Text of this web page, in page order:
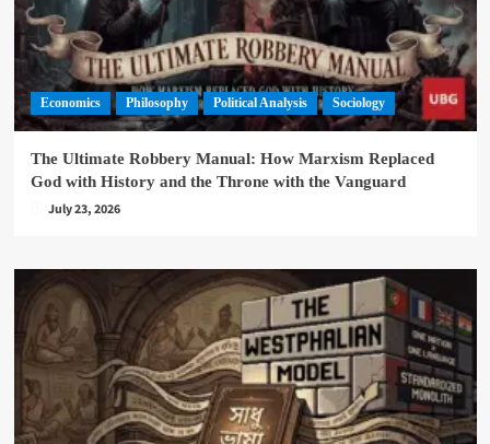
Economics Philosophy Political Analysis Sociology
The Ultimate Robbery Manual: How Marxism Replaced
God with History and the Throne with the Vanguard
July 23, 2026